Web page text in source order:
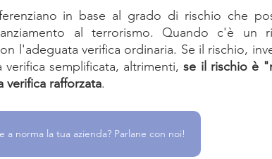
in base al grado di rischio che
al terrorismo. Quando c'è un
l'adeguata verifica ordinaria. Se il rischio,
semplificata, altrimenti, se il rischio è
rafforzata.
a norma la tua azienda? Parlane con noi!